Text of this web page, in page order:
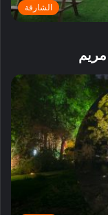
الشارقة